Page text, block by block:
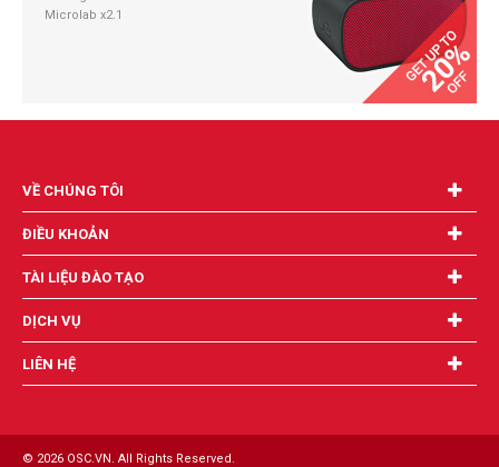
Microlab x2.1
VỀ CHÚNG TÔI
ĐIỀU KHOẢN
TÀI LIỆU ĐÀO TẠO
DỊCH VỤ
LIÊN HỆ
© 2026 OSC.VN. All Rights Reserved.